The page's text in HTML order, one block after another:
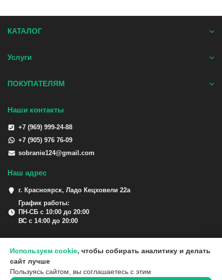
КАТАЛОГ
Услуги
ПОКУПАТЕЛЯМ
Наши контакты
+7 (969) 999-24-88
+7 (905) 976 76-09
sobranie124@gmail.com
Наш адрес
г. Красноярск, Ладо Кецховели 22а
График работы:
ПН-СБ с 10:00 до 20:00
ВС с 14:00 до 20:00
Используем cookie, чтобы собирать аналитику и делать
сайт лучше
Пользуясь сайтом, вы соглашаетесь с этим